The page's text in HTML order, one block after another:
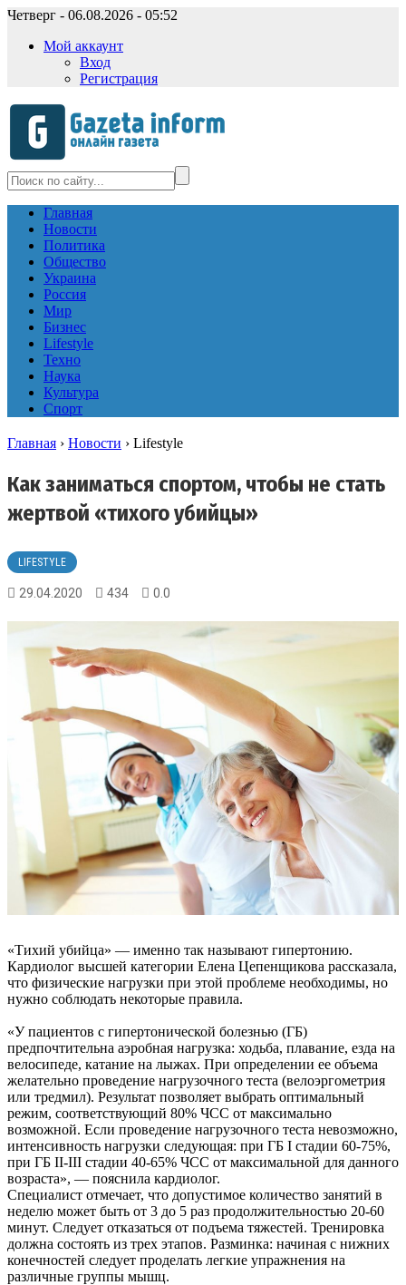
Четверг - 06.08.2026 - 05:52
Мой аккаунт
Вход
Регистрация
Главная
Новости
Политика
Общество
Украина
Россия
Мир
Бизнес
Lifestyle
Техно
Наука
Культура
Спорт
Главная › Новости › Lifestyle
Как заниматься спортом, чтобы не стать
жертвой «тихого убийцы»
LIFESTYLE
29.04.2020 434 0.0
«Тихий убийца» — именно так называют гипертонию.
Кардиолог высшей категории Елена Цепенщикова рассказала,
что физические нагрузки при этой проблеме необходимы, но
нужно соблюдать некоторые правила.
«У пациентов с гипертонической болезнью (ГБ)
предпочтительна аэробная нагрузка: ходьба, плавание, езда на
велосипеде, катание на лыжах. При определении ее объема
желательно проведение нагрузочного теста (велоэргометрия
или тредмил). Результат позволяет выбрать оптимальный
режим, соответствующий 80% ЧСС от максимально
возможной. Если проведение нагрузочного теста невозможно,
интенсивность нагрузки следующая: при ГБ I стадии 60-75%,
при ГБ II-III стадии 40-65% ЧСС от максимальной для данного
возраста», — пояснила кардиолог.
Специалист отмечает, что допустимое количество занятий в
неделю может быть от 3 до 5 раз продолжительностью 20-60
минут. Следует отказаться от подъема тяжестей. Тренировка
должна состоять из трех этапов. Разминка: начиная с нижних
конечностей следует проделать легкие упражнения на
различные группы мышц.